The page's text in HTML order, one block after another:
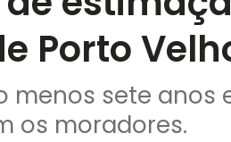
Porto
menos sete anos
os moradores.